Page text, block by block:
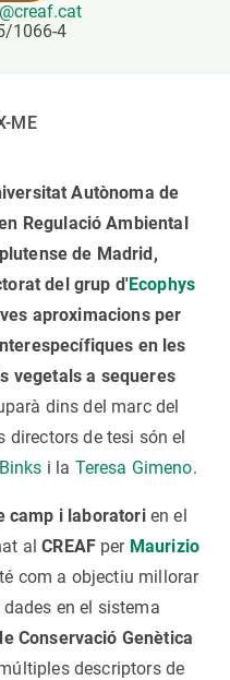
1066-4
ME
Autònoma de
Regulació Ambiental
de Madrid,
del grup d'Ecophys
aproximacions per
en les
vegetals a sequeres
dins del marc del
directors de tesi són el
i la Teresa Gimeno.
camp i laboratorien el
alCREAF per Maurizio
com a objectiu millorar
en el sistema
Conservació Genètica
descriptors de